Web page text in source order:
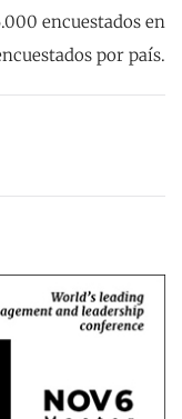
encuestados en
por país.